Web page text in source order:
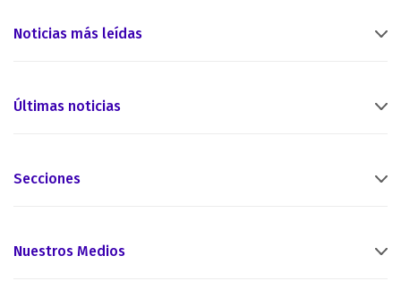
Noticias más leídas
Últimas noticias
Secciones
Nuestros Medios